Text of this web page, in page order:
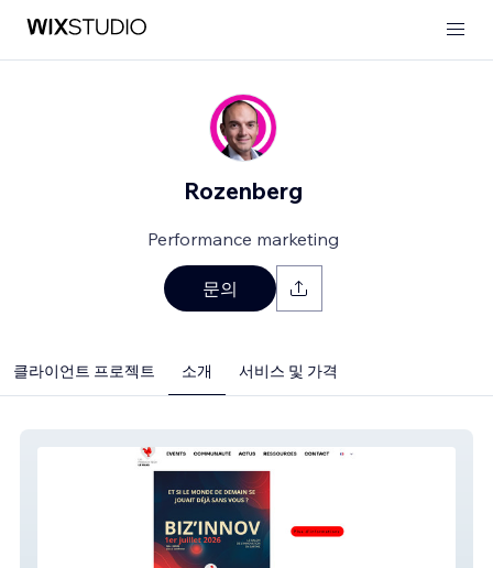
Rozenberg
Performance marketing
문의
클라이언트 프로젝트 소개 서비스 및 가격